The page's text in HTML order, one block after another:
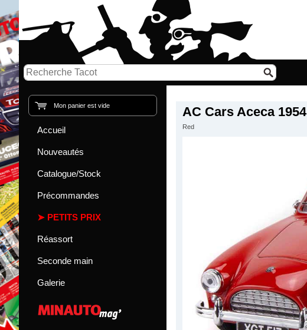
AC Cars Aceca 1954
Red
Mon panier est vide
Accueil
Nouveautés
Catalogue/Stock
Précommandes
PETITS PRIX
Réassort
Seconde main
Galerie